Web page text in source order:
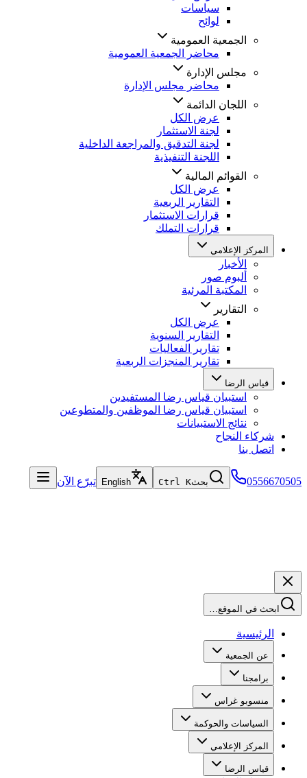
سياسات
لوائح
الجمعية العمومية
محاضر الجمعية العمومية
مجلس الإدارة
محاضر مجلس الإدارة
اللجان الدائمة
عرض الكل
لجنة الاستثمار
لجنة التدقيق والمراجعة الداخلية
اللجنة التنفيذية
القوائم المالية
عرض الكل
التقارير الربعية
قرارات الاستثمار
قرارات التملك
المركز الإعلامي
الأخبار
ألبوم صور
المكتبة المرئية
التقارير
عرض الكل
التقارير السنوية
تقارير الفعاليات
تقارير المنجزات الربعية
قياس الرضا
استبيان قياس رضا المستفيدين
استبيان قياس رضا الموظفين والمتطوعين
نتائج الاستبيانات
شركاء النجاح
اتصل بنا
بحثCtrl K
English تبرّع الآن
ابحث في الموقع…
الرئيسية
عن الجمعية
برامجنا
منسوبو غراس
السياسات والحوكمة
المركز الإعلامي
قياس الرضا